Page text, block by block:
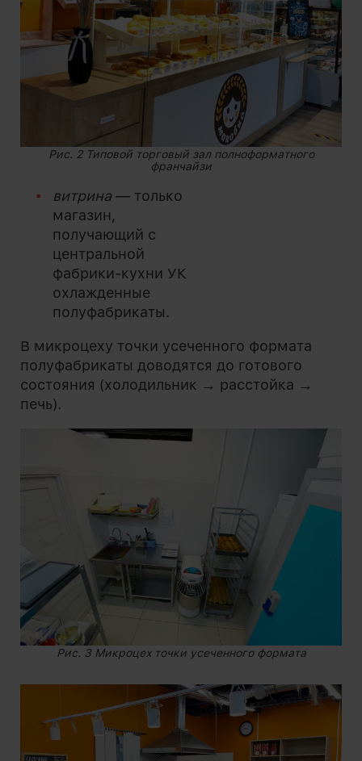
Рис. 2 Типовой торговый зал полноформатного
франчайзи
витрина — только
магазин,
получающий с
центральной
фабрики-кухни УК
охлажденные
полуфабрикаты.
В микроцеху точки усеченного формата
полуфабрикаты доводятся до готового
состояния (холодильник → расстойка →
печь).
Рис. 3 Микроцех точки усеченного формата